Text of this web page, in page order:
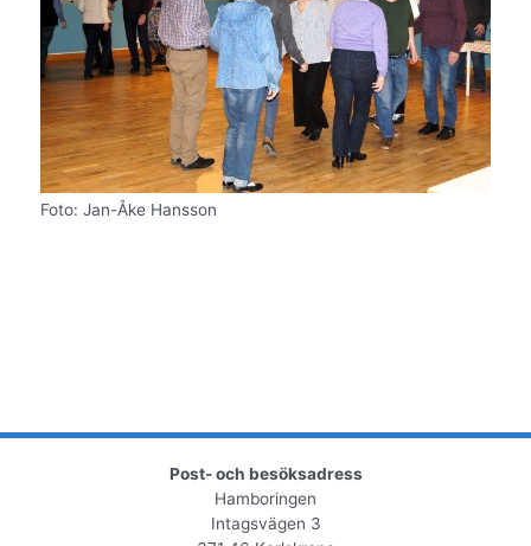
Foto: Jan-Åke Hansson
Post- och besöksadress
Hamboringen
Intagsvägen 3